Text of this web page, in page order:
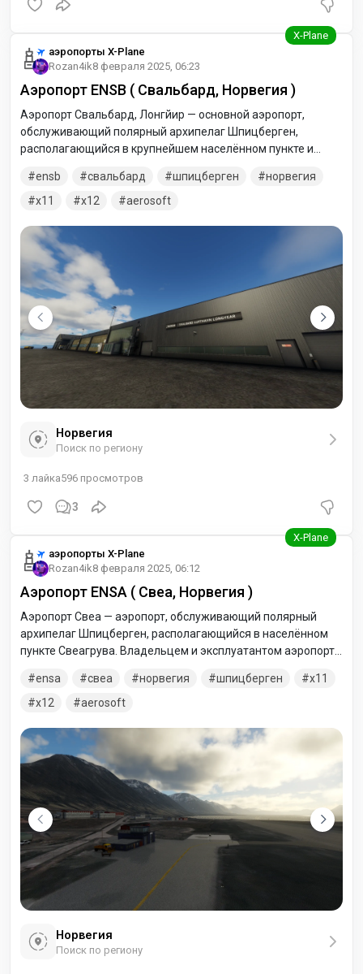
аэропорты X-Plane
Rozan4ik8 февраля 2025, 06:23
Аэропорт ENSB ( Свальбард, Норвегия )
Аэропорт Свальбард, Лонгйир — основной аэропорт,
обслуживающий полярный архипелаг Шпицберген,
располагающийся в крупнейшем населённом пункте и
Свальбард — Лонгйир.
ensb свальбард шпицберген
норвегия
x11
x12 aerosoft
Норвегия
Поиск по региону
3 лайка596 просмотров
3
аэропорты X-Plane
Rozan4ik8 февраля 2025, 06:12
Аэропорт ENSA ( Свеа, Норвегия )
Аэропорт Свеа — аэропорт, обслуживающий полярный
архипелаг Шпицберген, располагающийся в населённом
пункте Свеагрува. Владельцем и эксплуатантом аэропорта
Norske Spitsbergen Kulkompani».
ensa свеа норвегия шпицберген
x11
x12
aerosoft
Норвегия
Поиск по региону